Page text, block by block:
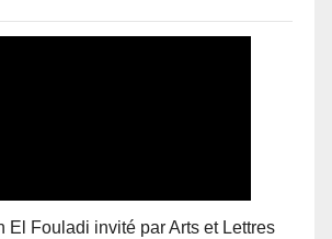
El Fouladi invité par Arts et Lettres